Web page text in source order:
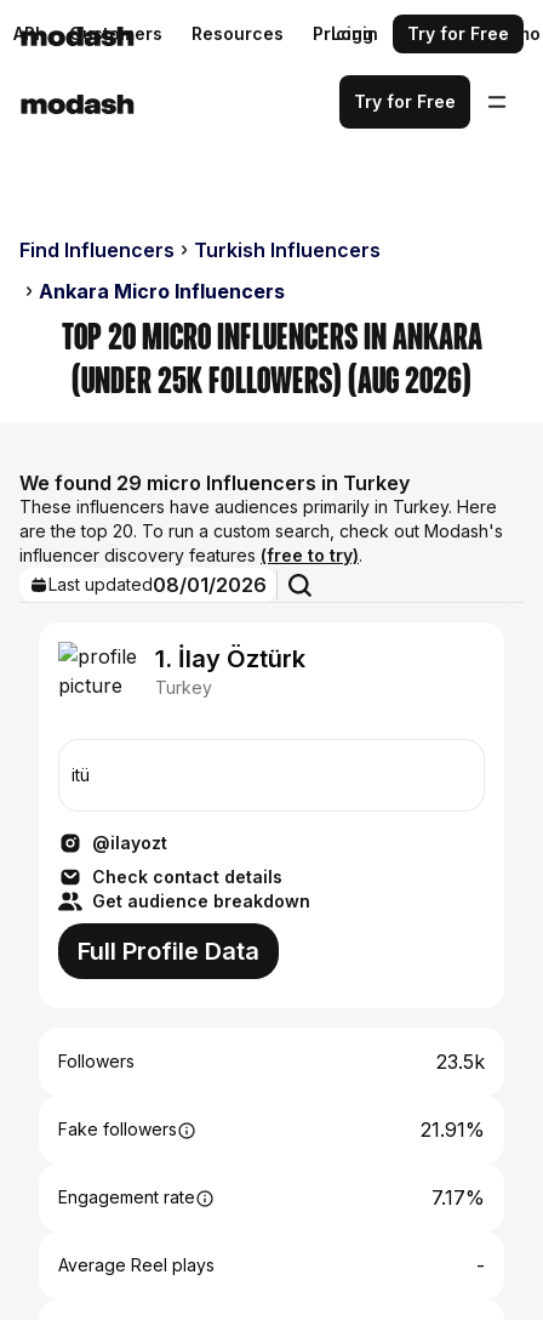
API Customers Resources Pricing Request a demo
Login Try for Free
Try for Free
Find Influencers
Turkish Influencers
Ankara Micro Influencers
Top 20 Micro Influencers in Ankara
(Under 25k Followers) (Aug 2026)
We found 29 micro Influencers in Turkey
These influencers have audiences primarily in Turkey. Here
are the top 20. To run a custom search, check out Modash's
influencer discovery features (free to try).
Last updated08/01/2026
1. İlay Öztürk
Turkey
itü
@ilayozt
Check contact details
Get audience breakdown
Full Profile Data
Followers 23.5k
Fake followers 21.91%
Engagement rate 7.17%
Average Reel plays -